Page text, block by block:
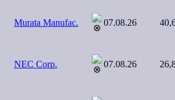
Murata Manufac. 07.08.26
NEC Corp. 07.08.26